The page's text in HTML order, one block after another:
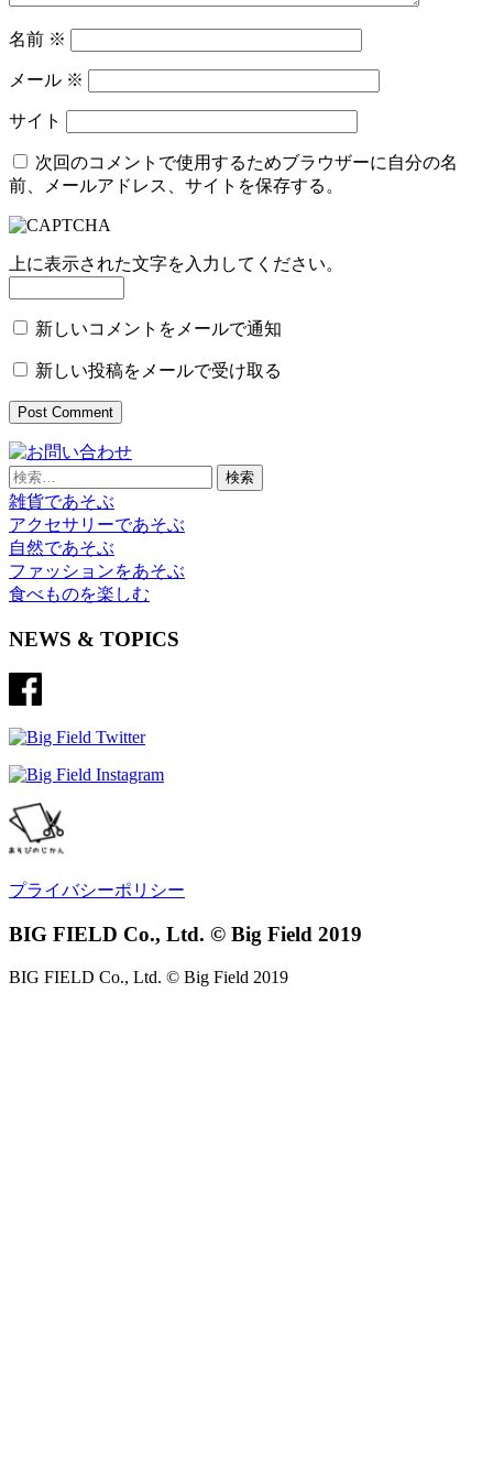
名前 ※
メール ※
サイト
次回のコメントで使用するためブラウザーに自分の名
前、メールアドレス、サイトを保存する。
上に表示された文字を入力してください。
新しいコメントをメールで通知
新しい投稿をメールで受け取る
検
索:
雑貨であそぶ
アクセサリーであそぶ
自然であそぶ
ファッションをあそぶ
食べものを楽しむ
NEWS & TOPICS
プライバシーポリシー
BIG FIELD Co., Ltd. © Big Field 2019
BIG FIELD Co., Ltd. © Big Field 2019